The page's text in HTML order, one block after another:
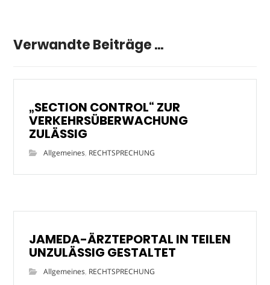
Verwandte Beiträge ...
„SECTION CONTROL“ ZUR
VERKEHRSÜBERWACHUNG
ZULÄSSIG
Allgemeines, RECHTSPRECHUNG
JAMEDA-ÄRZTEPORTAL IN TEILEN
UNZULÄSSIG GESTALTET
Allgemeines, RECHTSPRECHUNG